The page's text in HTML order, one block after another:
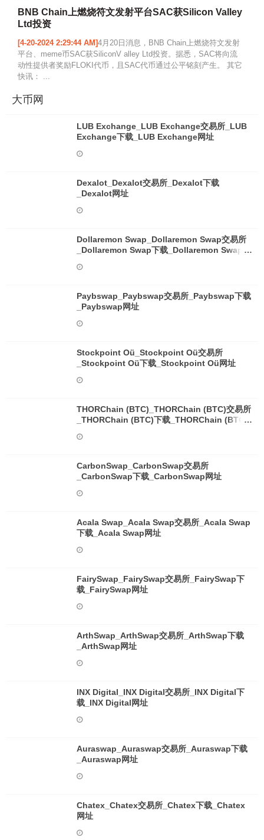
BNB Chain上燃烧符文发射平台SAC获Silicon Valley
Ltd投资
[4-20-2024 2:29:44 AM]4月20日消息，BNB Chain上燃烧符文发射
平台、meme币SAC获SiliconV alley Ltd投资。据悉，SAC将向流
动性提供者奖励FLOKI代币，且SAC代币通过公平铭刻产生。 其它
快讯： ...
大币网
LUB Exchange_LUB Exchange交易所_LUB
Exchange下载_LUB Exchange网址
Dexalot_Dexalot交易所_Dexalot下载
_Dexalot网址
Dollaremon Swap_Dollaremon Swap交易所
_Dollaremon Swap下载_Dollaremon Swap网
Paybswap_Paybswap交易所_Paybswap下载
_Paybswap网址
Stockpoint Oü_Stockpoint Oü交易所
_Stockpoint Oü下载_Stockpoint Oü网址
THORChain (BTC)_THORChain (BTC)交易所
_THORChain (BTC)下载_THORChain (BTC)
CarbonSwap_CarbonSwap交易所
_CarbonSwap下载_CarbonSwap网址
Acala Swap_Acala Swap交易所_Acala Swap
下载_Acala Swap网址
FairySwap_FairySwap交易所_FairySwap下
载_FairySwap网址
ArthSwap_ArthSwap交易所_ArthSwap下载
_ArthSwap网址
INX Digital_INX Digital交易所_INX Digital下
载_INX Digital网址
Auraswap_Auraswap交易所_Auraswap下载
_Auraswap网址
Chatex_Chatex交易所_Chatex下载_Chatex
网址